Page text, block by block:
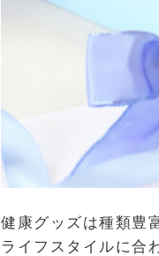
健康グッズは種類豊
ライフスタイルに合